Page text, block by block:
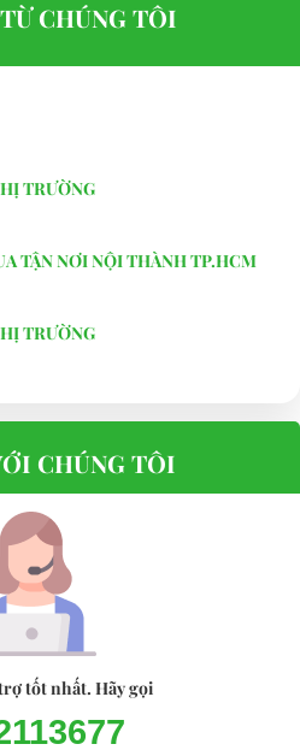
CHÚNG TÔI
TRƯỜNG
TẬN NƠI NỘI THÀNH TP.HCM
TRƯỜNG
CHÚNG TÔI
tốt nhất. Hãy gọi